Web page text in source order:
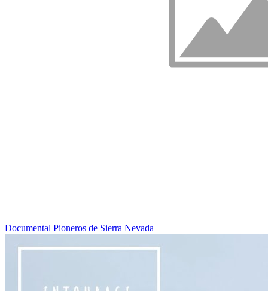
Documental Pioneros de Sierra Nevada